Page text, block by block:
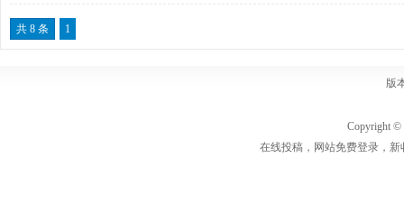
共 8 条 1
版
Copyright ©
在线投稿，网站免费登录，